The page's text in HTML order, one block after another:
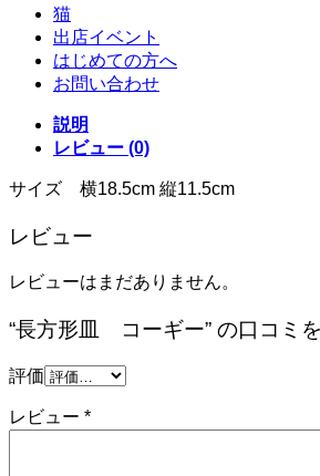
猫
出店イベント
はじめての方へ
お問い合わせ
説明
レビュー (0)
サイズ 横18.5cm 縦11.5cm
レビュー
レビューはまだありません。
“長方形皿 コーギー” の口コミ
評価
レビュー *